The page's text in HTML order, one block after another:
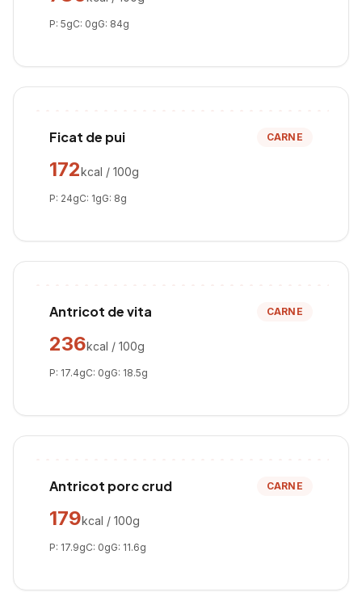
P: 5gC: 0gG: 84g
Ficat de pui CARNE
172kcal / 100g
P: 24gC: 1gG: 8g
Antricot de vita CARNE
236kcal / 100g
P: 17.4gC: 0gG: 18.5g
Antricot porc crud CARNE
179kcal / 100g
P: 17.9gC: 0gG: 11.6g